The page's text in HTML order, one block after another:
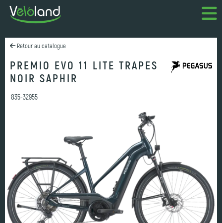
Retour au catalogue
PREMIO EVO 11 LITE TRAPES
NOIR SAPHIR
835-32955